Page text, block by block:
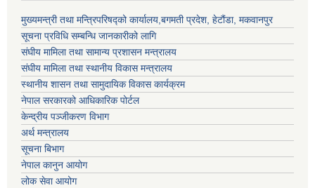
मुख्यमन्त्री तथा मन्त्रिपरिषद्को कार्यालय,बगमती प्रदेश, हेटौंडा, मकवानपुर
सूचना प्रविधि सम्बन्धि जानकारीको लागि
संघीय मामिला तथा सामान्य प्रशासन मन्त्रालय
संघीय मामिला तथा स्थानीय विकास मन्त्रालय
स्थानीय शासन तथा सामुदायिक विकास कार्यक्रम
नेपाल सरकारको आधिकारिक पोर्टल
केन्द्रीय पञ्जीकरण विभाग
अर्थ मन्त्रालय
सूचना बिभाग
नेपाल कानुन आयोग
लोक सेवा आयोग